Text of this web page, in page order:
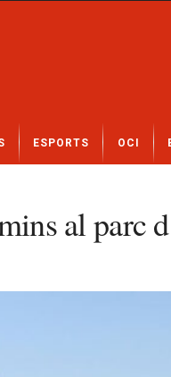
ESPORTS OCI
al parc